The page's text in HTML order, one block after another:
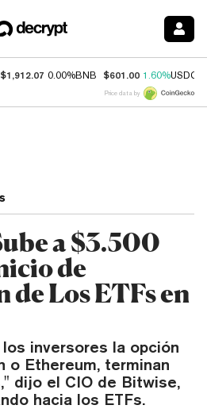
$1,912.07 0.00%BNB $601.00 1.60%USDC
Price data by
a $3.500
de
de Los ETFs en
inversores la opción
o Ethereum, terminan
dijo el CIO de Bitwise,
hacia los ETFs.